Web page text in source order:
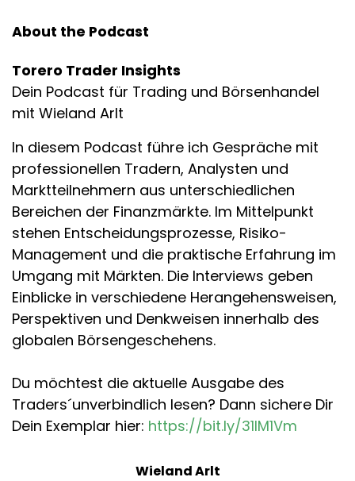
About the Podcast
Torero Trader Insights
Dein Podcast für Trading und Börsenhandel
mit Wieland Arlt
In diesem Podcast führe ich Gespräche mit
professionellen Tradern, Analysten und
Marktteilnehmern aus unterschiedlichen
Bereichen der Finanzmärkte. Im Mittelpunkt
stehen Entscheidungsprozesse, Risiko-
Management und die praktische Erfahrung im
Umgang mit Märkten. Die Interviews geben
Einblicke in verschiedene Herangehensweisen,
Perspektiven und Denkweisen innerhalb des
globalen Börsengeschehens.
Du möchtest die aktuelle Ausgabe des
Traders´unverbindlich lesen? Dann sichere Dir
Dein Exemplar hier: https://bit.ly/31IM1Vm
Wieland Arlt